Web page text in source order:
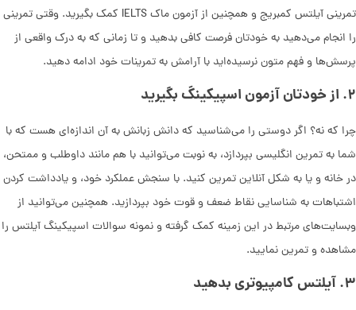
تمرینی آیلتس کمبریج و همچنین از آزمون ماک IELTS کمک بگیرید. وقتی تمرینی
را انجام می‌دهید به خودتان فرصت کافی بدهید و تا زمانی که به درک واقعی از
پرسش‌ها و فهم متون نرسیده‌اید با آرامش به تمرینات خود ادامه دهید.
۲. از خودتان آزمون اسپیکینگ بگیرید
چرا که نه؟ اگر دوستی را ‌می‌شناسید که دانش زبانش به آن اندازه‌ای هست که با
شما به تمرین انگلیسی بپردازد، به نوبت ‌می‌توانید با هم مانند داوطلب و ممتحن،
در خانه و یا به شکل آنلاین تمرین کنید. با سنجش عملکرد خود، و یادداشت کردن
اشتباهات به شناسایی نقاط ضعف و قوت خود بپردازید. همچنین ‌می‌توانید از
وبسایت‌های مرتبط در این زمینه کمک گرفته و نمونه سوالات اسپیکینگ آیلتس را
مشاهده و تمرین نمایید.
۳.آیلتس کامپیوتری بدهید